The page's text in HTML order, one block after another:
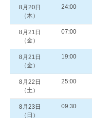
8月20日
（木）
24:00
8月21日
（金）
07:00
8月21日
（金）
19:00
8月22日
（土）
25:00
8月23日
（日）
09:30